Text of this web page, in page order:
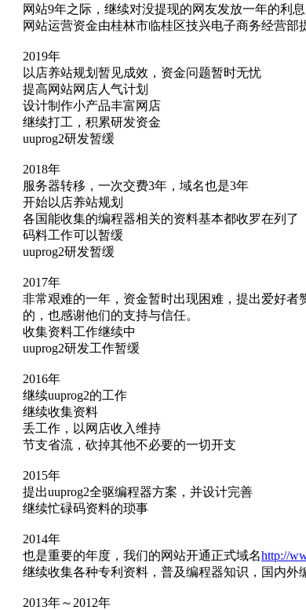
网站9年之际，继续对没提现的网友发放一年的利
网站运营资金由桂林市临桂区技兴电子商务经营部
2019年
以店养站规划暂见成效，资金问题暂时无忧
提高网站网店人气计划
设计制作小产品丰富网店
继续打工，积累研发资金
uuprog2研发暂缓
2018年
服务器转移，一次交费3年，域名也是3年
开始以店养站规划
各国能收集的编程器相关的资料基本都收罗在列了
码料工作可以暂缓
uuprog2研发暂缓
2017年
非常艰难的一年，资金暂时出现困难，提出爱好
的，也感谢他们的支持与信任。
收集资料工作继续中
uuprog2研发工作暂缓
2016年
继续uuprog2的工作
继续收集资料
丢工作，以网店收入维持
节支省流，砍掉其他不必要的一切开支
2015年
提出uuprog2全驱编程器方案，并设计完善
继续忙碌码资料的琐事
2014年
也是重要的年度，我们的网站开通正式域名http://
继续收集各种专利资料，普及编程器知识，国内外
2013年～2012年